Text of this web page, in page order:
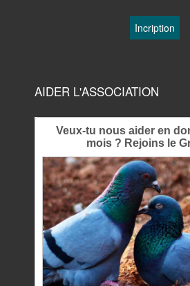
AIDER L'ASSOCIATION